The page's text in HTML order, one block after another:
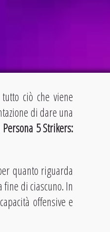
ciò che viene
di dare una
Persona 5 Strikers:
quanto riguarda
di ciascuno. In
offensive e